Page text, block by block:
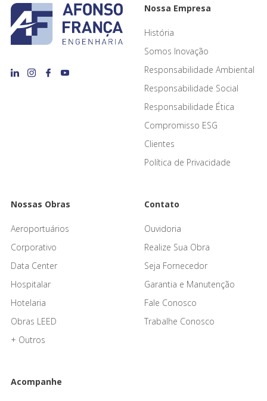
Nossa Empresa
História
Somos Inovação
Responsabilidade Ambiental
Responsabilidade Social
Responsabilidade Ética
Compromisso ESG
Clientes
Política de Privacidade
Nossas Obras
Aeroportuários
Corporativo
Data Center
Hospitalar
Hotelaria
Obras LEED
+ Outros
Contato
Ouvidoria
Realize Sua Obra
Seja Fornecedor
Garantia e Manutenção
Fale Conosco
Trabalhe Conosco
Acompanhe